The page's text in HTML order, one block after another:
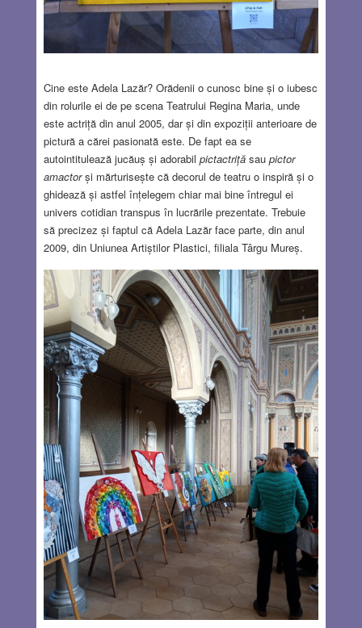
Cine este Adela Lazăr? Orădenii o cunosc bine și o iubesc
din rolurile ei de pe scena Teatrului Regina Maria, unde
este actriță din anul 2005, dar și din expoziții anterioare de
pictură a cărei pasionată este. De fapt ea se
autointitulează jucăuș și adorabil pictactrițăsau pictor
amactorși mărturisește că decorul de teatru o inspiră și o
ghidează și astfel înțelegem chiar mai bine întregul ei
univers cotidian transpus în lucrările prezentate. Trebuie
să precizez și faptul că Adela Lazăr face parte, din anul
2009, din Uniunea Artiștilor Plastici, filiala Târgu Mureș.